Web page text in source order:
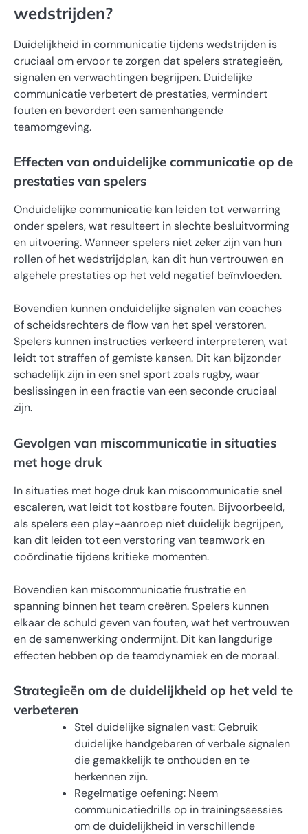
wedstrijden?
Duidelijkheid in communicatie tijdens wedstrijden is
cruciaal om ervoor te zorgen dat spelers strategieën,
signalen en verwachtingen begrijpen. Duidelijke
communicatie verbetert de prestaties, vermindert
fouten en bevordert een samenhangende
teamomgeving.
Effecten van onduidelijke communicatie op de
prestaties van spelers
Onduidelijke communicatie kan leiden tot verwarring
onder spelers, wat resulteert in slechte besluitvorming
en uitvoering. Wanneer spelers niet zeker zijn van hun
rollen of het wedstrijdplan, kan dit hun vertrouwen en
algehele prestaties op het veld negatief beïnvloeden.
Bovendien kunnen onduidelijke signalen van coaches
of scheidsrechters de flow van het spel verstoren.
Spelers kunnen instructies verkeerd interpreteren, wat
leidt tot straffen of gemiste kansen. Dit kan bijzonder
schadelijk zijn in een snel sport zoals rugby, waar
beslissingen in een fractie van een seconde cruciaal
zijn.
Gevolgen van miscommunicatie in situaties
met hoge druk
In situaties met hoge druk kan miscommunicatie snel
escaleren, wat leidt tot kostbare fouten. Bijvoorbeeld,
als spelers een play-aanroep niet duidelijk begrijpen,
kan dit leiden tot een verstoring van teamwork en
coördinatie tijdens kritieke momenten.
Bovendien kan miscommunicatie frustratie en
spanning binnen het team creëren. Spelers kunnen
elkaar de schuld geven van fouten, wat het vertrouwen
en de samenwerking ondermijnt. Dit kan langdurige
effecten hebben op de teamdynamiek en de moraal.
Strategieën om de duidelijkheid op het veld te
verbeteren
Stel duidelijke signalen vast: Gebruik
duidelijke handgebaren of verbale signalen
die gemakkelijk te onthouden en te
herkennen zijn.
Regelmatige oefening: Neem
communicatiedrills op in trainingssessies
om de duidelijkheid in verschillende